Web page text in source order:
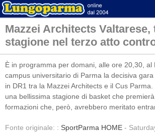
Mazzei Architects Valtarese,
stagione nel terzo atto
È in programma per domani, alle ore 20,30, al
campus universitario di Parma la decisiva
in DR1 tra la Mazzei Architects e il Cus
una bellissima stagione di basket che
formazioni che, però, avrebbero meritato
Fonte originale: : SportParma HOME -